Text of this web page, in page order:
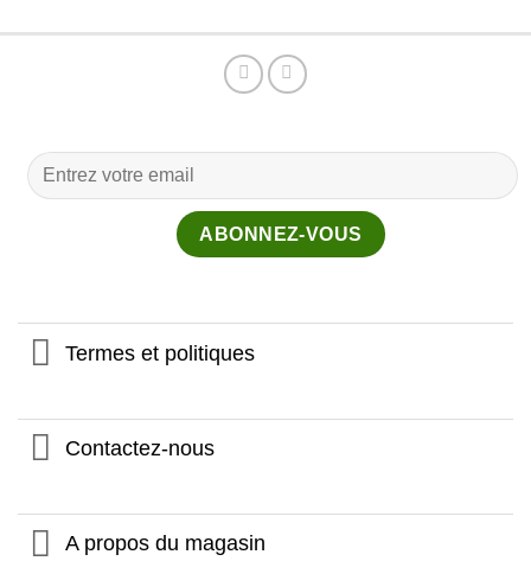
Termes et politiques
Contactez-nous
A propos du magasin